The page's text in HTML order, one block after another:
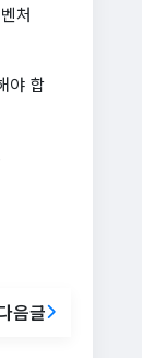
처
야 합
음글